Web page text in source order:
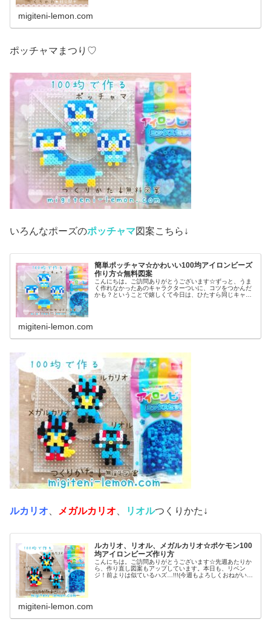
migiteni-lemon.com
ポッチャマまつり♡
いろんなポーズのポッチャマ図案こちら↓
簡単ポッチャマ☆かわいい100均アイロンビーズ
作り方☆無料図案
こんにちは。ご訪問ありがとうございます☆ずっと、うま
く作れなかったあのキャラクターついに、コツをつかんだ
かも？ということで嬉しくて今日は、ひたすら同じキャラ
migiteni-lemon.com
ルカリオ メガルカリオ リオルつくりかた↓
ルカリオ、リオル、メガルカリオ☆ポケモン100
均アイロンビーズ作り方
こんにちは。ご訪問ありがとうございます☆先週あたりか
ら、作り直し図案もアップしています。本日も、リベン
ジ！前よりは似ているハズ…!!!(今週もよろしくおねがいし
migiteni-lemon.com